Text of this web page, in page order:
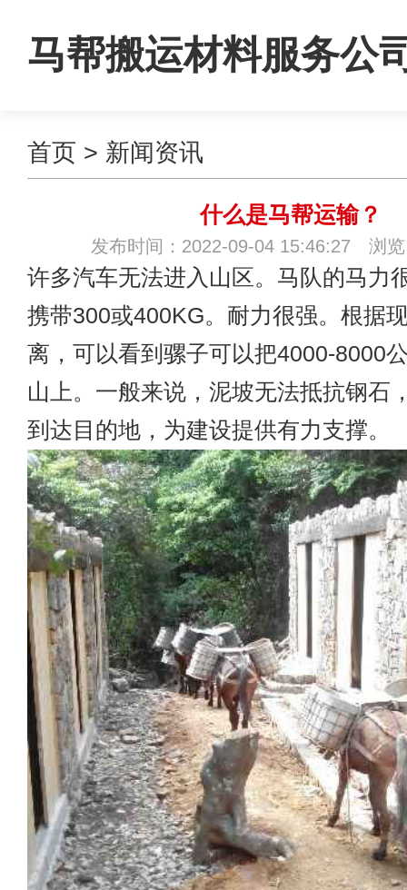
马帮搬运材料服务公
首页 > 新闻资讯
什么是马帮运输？
发布时间：2022-09-04 15:46:27 浏览
许多汽车无法进入山区。马队的马力
携带300或400KG。耐力很强。根据
离，可以看到骡子可以把4000-8000
山上。一般来说，泥坡无法抵抗钢石
到达目的地，为建设提供有力支撑。